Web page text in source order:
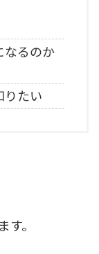
なるのか
りたい
。